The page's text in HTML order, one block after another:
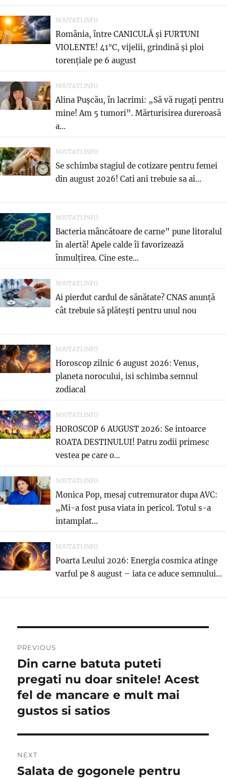
NOUTATI.INFO
România, între CANICULĂ și FURTUNI
VIOLENTE! 41°C, vijelii, grindină și ploi
torențiale pe 6 august
NOUTATI.INFO
Alina Pușcău, în lacrimi: „Să vă rugați pentru
mine! Am 5 tumori”. Mărturisirea dureroasă
a...
NOUTATI.INFO
Se schimba stagiul de cotizare pentru femei
din august 2026! Cati ani trebuie sa ai...
NOUTATI.INFO
Bacteria mâncătoare de carne” pune litoralul
în alertă! Apele calde îi favorizează
înmulțirea. Cine este...
NOUTATI.INFO
Ai pierdut cardul de sănătate? CNAS anunță
cât trebuie să plătești pentru unul nou
NOUTATI.INFO
Horoscop zilnic 6 august 2026: Venus,
planeta norocului, isi schimba semnul
zodiacal
NOUTATI.INFO
HOROSCOP 6 AUGUST 2026: Se intoarce
ROATA DESTINULUI! Patru zodii primesc
vestea pe care o...
NOUTATI.INFO
Monica Pop, mesaj cutremurator dupa AVC:
„Mi-a fost pusa viata in pericol. Totul s-a
intamplat...
NOUTATI.INFO
Poarta Leului 2026: Energia cosmica atinge
varful pe 8 august – iata ce aduce semnului...
navigation
PREVIOUS
Previous
post:
Din carne batuta puteti
pregati nu doar snitele! Acest
fel de mancare e mult mai
gustos si satios
NEXT
Next
Salata de gogonele pentru